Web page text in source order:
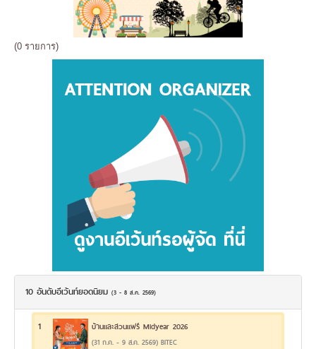
(0 รายการ)
10 อันดับอีเว้นท์ยอดนิยม (3 - 8 ส.ค. 2569)
1 บ้านและสวนแฟร์ Midyear 2026
(31 ก.ค. - 9 ส.ค. 2569) BITEC